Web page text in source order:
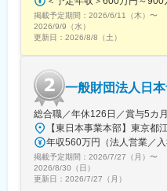
駅、なんば駅(南海線)、
都市営)、京都河原町駅、
県)、南堀端駅、はりまや
掲載予定期間： 2026/6/11（木） 〜
2026/9/9（水）
更新日： 2026/8/8（土）
一般財団法人日
総合職／年休126日／賞与5カ
掲載予定期間： 2026/7/27（月） 〜
2026/8/30（日）
更新日： 2026/7/27（月）